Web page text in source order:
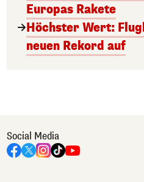
Europas Rakete
Höchster Wert:
neuen Rekord auf
Social Media